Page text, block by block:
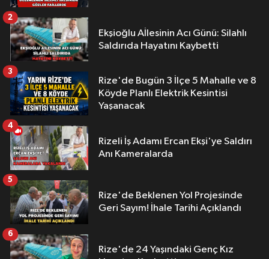
Ekşioğlu Aİlesinin Acı Günü: Silahlı
Saldırıda Hayatını Kaybetti
2
Rize'de Bugün 3 İlçe 5 Mahalle ve 8
Köyde Planlı Elektrik Kesintisi
Yaşanacak
3
Rizeli İş Adamı Ercan Ekşi'ye Saldırı
Anı Kameralarda
4
Rize'de Beklenen Yol Projesinde
Geri Sayım! İhale Tarihi Açıklandı
5
Rize'de 24 Yaşındaki Genç Kız
6